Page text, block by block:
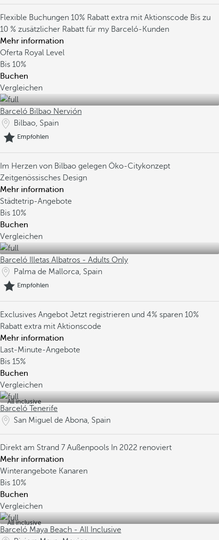
Flexible Buchungen 10% Rabatt extra mit Aktionscode Bis zu
10 % zusätzlicher Rabatt für my Barceló-Kunden
Mehr information
Oferta Royal Level
Bis 10%
Buchen
Vergleichen
Barceló Bilbao Nervión
Bilbao, Spain
Empfohlen
Im Herzen von Bilbao gelegen Öko-Citykonzept
Zeitgenössisches Design
Mehr information
Städtetrip-Angebote
Bis 10%
Buchen
Vergleichen
Barceló Illetas Albatros - Adults Only
Palma de Mallorca, Spain
Empfohlen
Exclusives Angebot Jetzt registrieren und 4% sparen 10%
Rabatt extra mit Aktionscode
Mehr information
Last-Minute-Angebote
Bis 15%
Buchen
Vergleichen
All inclusive
Barceló Tenerife
San Miguel de Abona, Spain
Direkt am Strand 7 Außenpools In 2022 renoviert
Mehr information
Winterangebote Kanaren
Bis 10%
Buchen
Vergleichen
All inclusive
Barceló Maya Beach - All Inclusive